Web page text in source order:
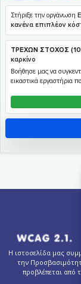
Η ιστοσελίδα μας
την
προβλέπεται από